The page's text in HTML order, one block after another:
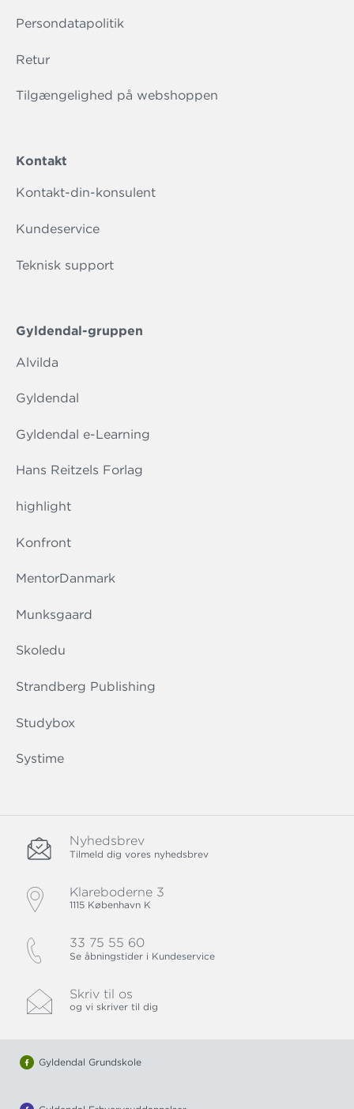
Persondatapolitik
Retur
Tilgængelighed på webshoppen
Kontakt
Kontakt-din-konsulent
Kundeservice
Teknisk support
Gyldendal-gruppen
Alvilda
Gyldendal
Gyldendal e-Learning
Hans Reitzels Forlag
highlight
Konfront
MentorDanmark
Munksgaard
Skoledu
Strandberg Publishing
Studybox
Systime
Nyhedsbrev
Tilmeld dig vores nyhedsbrev
Klareboderne 3
1115 København K
33 75 55 60
Se åbningstider i Kundeservice
Skriv til os
og vi skriver til dig
Gyldendal Grundskole